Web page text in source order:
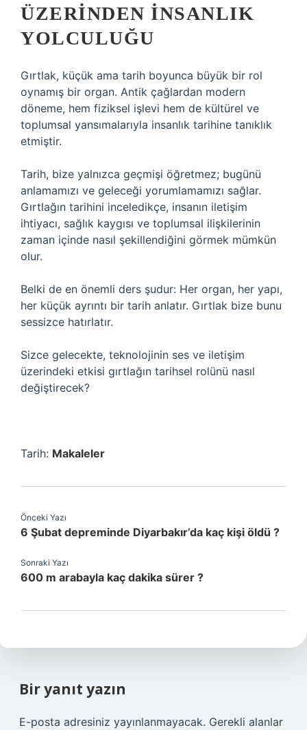
ÜZERINDEN İNSANLIK
YOLCULUĞU
Gırtlak, küçük ama tarih boyunca büyük bir rol
oynamış bir organ. Antik çağlardan modern
döneme, hem fiziksel işlevi hem de kültürel ve
toplumsal yansımalarıyla insanlık tarihine tanıklık
etmiştir.
Tarih, bize yalnızca geçmişi öğretmez; bugünü
anlamamızı ve geleceği yorumlamamızı sağlar.
Gırtlağın tarihini inceledikçe, insanın iletişim
ihtiyacı, sağlık kaygısı ve toplumsal ilişkilerinin
zaman içinde nasıl şekillendiğini görmek mümkün
olur.
Belki de en önemli ders şudur: Her organ, her yapı,
her küçük ayrıntı bir tarih anlatır. Gırtlak bize bunu
sessizce hatırlatır.
Sizce gelecekte, teknolojinin ses ve iletişim
üzerindeki etkisi gırtlağın tarihsel rolünü nasıl
değiştirecek?
Tarih: Makaleler
Önceki Yazı
6 Şubat depreminde Diyarbakır’da kaç kişi öldü ?
Sonraki Yazı
600 m arabayla kaç dakika sürer ?
Bir yanıt yazın
E-posta adresiniz yayınlanmayacak. Gerekli alanlar